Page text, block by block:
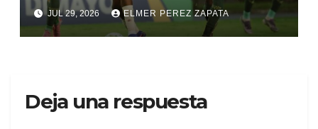
JUL 29, 2026 ELMER PEREZ ZAPATA
Deja una respuesta